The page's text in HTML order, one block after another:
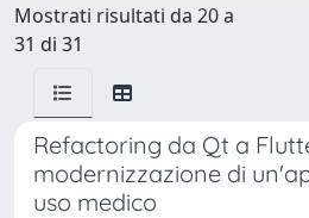
Mostrati risultati da 20 a
31 di 31
Refactoring da Qt a
modernizzazione di
uso medico